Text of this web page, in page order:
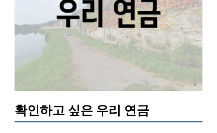
확인하고 싶은 우리 연금